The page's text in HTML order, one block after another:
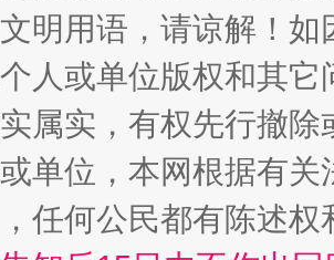
王建安的艺术幻境
明用语，请谅解！
人或单位版权和其它
属实，有权先行撤
单位，本网根据有
任何公民都有陈述